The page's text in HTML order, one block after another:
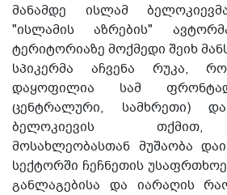
მანამდე ისლამ
"ისლამის აზრების"
ტერიტორიაზე მოქმედი შეიხ
სპიკერმა აჩვენა რუკა,
დაყოფილია სამ
ცენტრალური, სამხრეთი)
ბელოკიევის თქმით,
მოსახლეობასთან მუშაობა
სექტორში ჩეჩნეთის
განლაგებისა და იარაღის